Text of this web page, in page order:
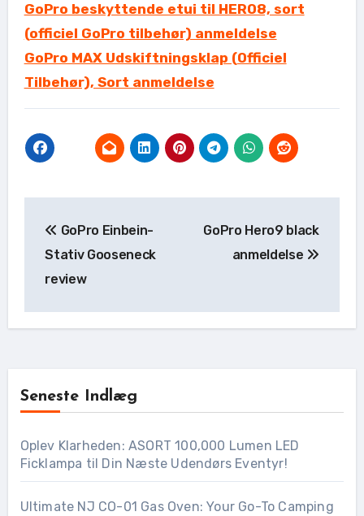
GoPro beskyttende etui til HERO8, sort
(officiel GoPro tilbehør) anmeldelse
GoPro MAX Udskiftningsklap (Officiel
Tilbehør), Sort anmeldelse
GoPro Einbein-
Stativ Gooseneck
review
GoPro Hero9 black
anmeldelse
Seneste Indlæg
Oplev Klarheden: ASORT 100,000 Lumen LED
Ficklampa til Din Næste Udendørs Eventyr!
Ultimate NJ CO-01 Gas Oven: Your Go-To Camping